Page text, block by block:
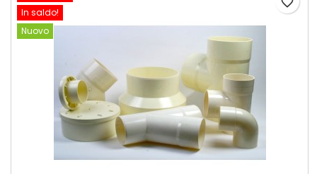
In saldo!
Nuovo